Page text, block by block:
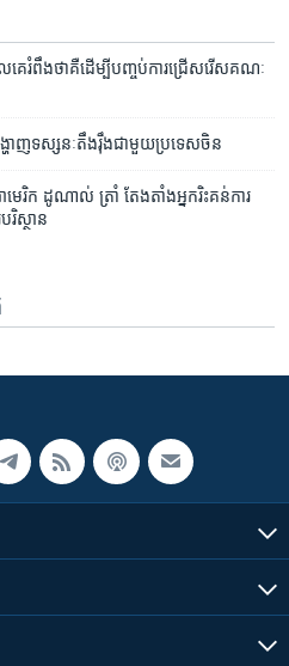
េ​រំពឹង​ថា​គឺ​ដើម្បី​បញ្ចប់​ការ​ជ្រើស​រើស​គណៈ​
ាញ​ទស្សនៈ​តឹងរ៉ឹង​ជាមួយ​ប្រទេស​ចិន
េរិក ​ដូណាល់ ត្រាំ តែងតាំង​អ្នក​រិះគន់​ការ​
រិស្ថាន